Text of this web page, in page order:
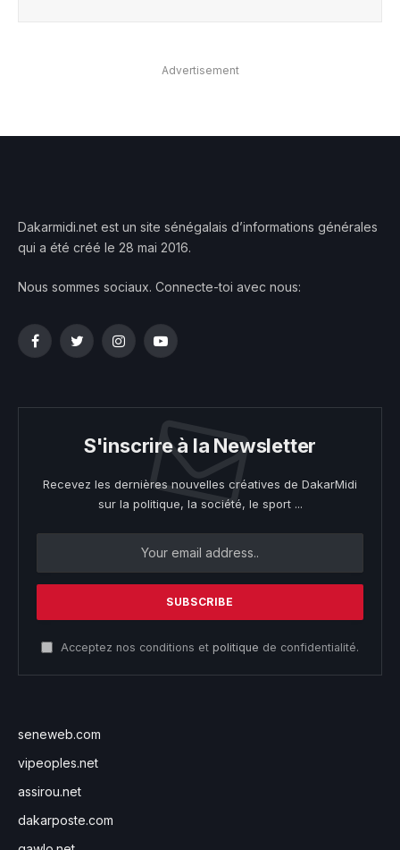
Advertisement
Dakarmidi.net est un site sénégalais d’informations générales
qui a été créé le 28 mai 2016.
Nous sommes sociaux. Connecte-toi avec nous:
FacebookTwitterInstagramYouTube
S'inscrire à la Newsletter
Recevez les dernières nouvelles créatives de DakarMidi
sur la politique, la société, le sport ...
Acceptez nos conditions et politique de confidentialité.
seneweb.com
vipeoples.net
assirou.net
dakarposte.com